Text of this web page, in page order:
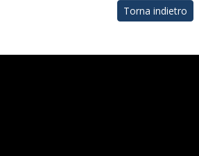
Torna indietro